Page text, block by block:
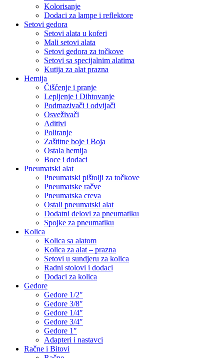
Kolorisanje
Dodaci za lampe i reflektore
Setovi gedora
Setovi alata u koferi
Mali setovi alata
Setovi gedora za točkove
Setovi sa specijalnim alatima
Kutija za alat prazna
Hemija
Čišćenje i pranje
Lepljenje i Dihtovanje
Podmazivači i odvijači
Osveživači
Aditivi
Poliranje
Zaštitne boje i Boja
Ostala hemija
Boce i dodaci
Pneumatski alat
Pneumatski pištolji za točkove
Pneumatske račve
Pneumatska creva
Ostali pneumatski alat
Dodatni delovi za pneumatiku
Spojke za pneumatiku
Kolica
Kolica sa alatom
Kolica za alat – prazna
Setovi u sundjeru za kolica
Radni stolovi i dodaci
Dodaci za kolica
Gedore
Gedore 1/2″
Gedore 3/8″
Gedore 1/4″
Gedore 3/4″
Gedore 1″
Adapteri i nastavci
Račne i Bitovi